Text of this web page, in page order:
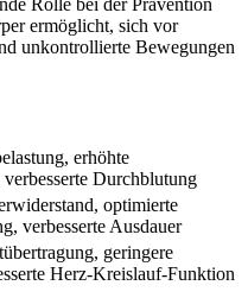
ermöglicht, sich vor
unkontrollierte Bewegungen
erhöhte
Durchblutung
optimierte
verbesserte Ausdauer
geringere
Herz-Kreislauf-Funktion